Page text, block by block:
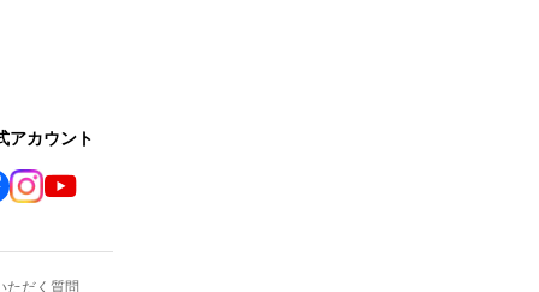
アカウント
ただく質問